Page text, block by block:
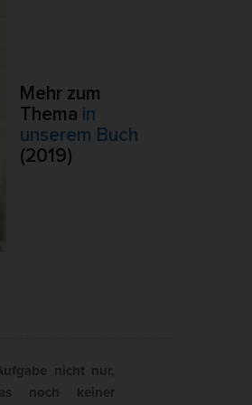
Mehr zum
Thema in
unserem Buch
(2019)
nicht nur,
noch keiner